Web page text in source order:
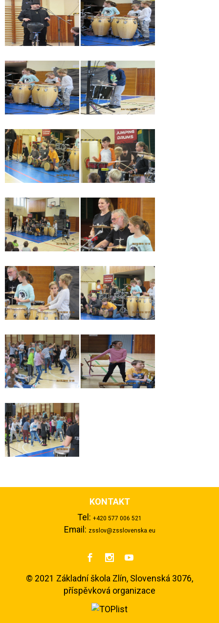
KONTAKT
Tel: +420 577 006 521
Email: zsslov@zsslovenska.eu
  
© 2021 Základní škola Zlín, Slovenská 3076,
příspěvková organizace